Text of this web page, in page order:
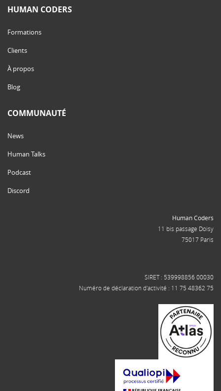
HUMAN CODERS
Formations
Clients
À propos
Blog
COMMUNAUTÉ
News
Human Talks
Podcast
Discord
Human Coders
11 bis passage Doisy
75017 Paris
SIRET : 539998856 00030
Numéro de déclaration d'activité : 11 75 48362 75